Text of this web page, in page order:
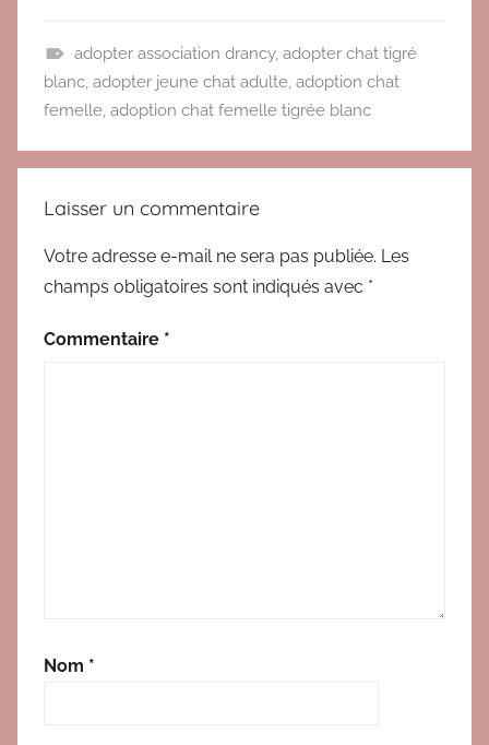
A
d
p
o
n
h
adopter association drancy, adopter chat tigré
blanc, adopter jeune chat adulte, adoption chat
femelle, adoption chat femelle tigrée blanc
Laisser un commentaire
Votre adresse e-mail ne sera pas publiée. Les
champs obligatoires sont indiqués avec *
Commentaire *
Nom *